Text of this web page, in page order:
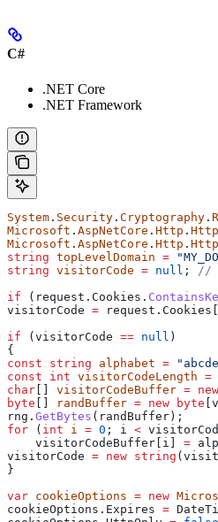
C#
.NET Core
.NET Framework
System . Security . Cryptography .
Microsoft . AspNetCore . Http .
Microsoft . AspNetCore . Http .
string topLevelDomain =
string visitorCode = null ;
//
if ( request . Cookies .
visitorCode = request . Cookies [
if (visitorCode == null )
{
const string alphabet =
const int visitorCodeLength =
char [] visitorCodeBuffer = new
byte [] randBuffer = new byte [
rng . GetBytes ( randBuffer);
for ( int i = 0 ; i <
    visitorCodeBuffer
[ i ] =
visitorCode = new string (
}
var cookieOptions = new
cookieOptions . Expires =